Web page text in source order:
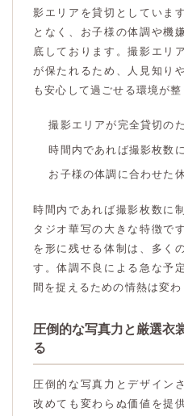
影エリアを貸切としていま
となく、お子様の体調や機
底しております。撮影エリ
が保たれるため、人見知り
も安心して過ごせる環境が整
撮影エリアが完全貸切の
時間内であれば撮影枚数
お子様の体調に合わせた
時間内であれば撮影枚数に
タジオ華写の大きな特徴で
を形に残せる体制は、多く
す。体調不良による急な予
間を捉えるための情熱は変わ
圧倒的な写真力と厳選衣
る
圧倒的な写真力とデザイン
改めても変わらぬ価値を提